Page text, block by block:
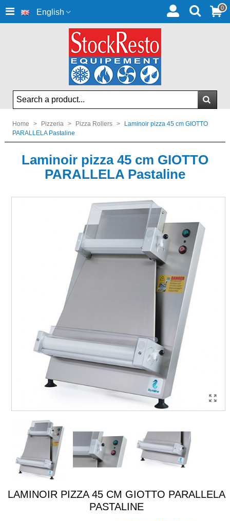
English 0
Home > Pizzeria > Pizza Rollers >
Laminoir pizza 45 cm GIOTTO
PARALLELA Pastaline
Laminoir pizza 45 cm GIOTTO
PARALLELA Pastaline
LAMINOIR PIZZA 45 CM GIOTTO PARALLELA
PASTALINE